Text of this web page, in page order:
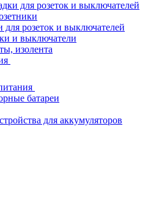
для розеток и выключателей
для розеток и выключателей
и выключатели
изолента
батареи
для аккумуляторов